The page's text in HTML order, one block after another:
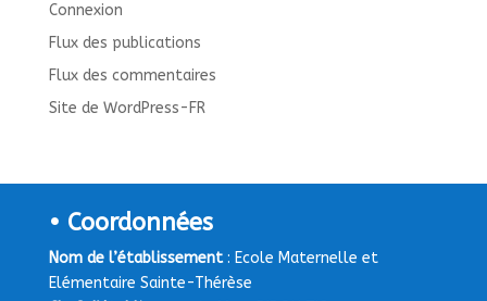
Connexion
Flux des publications
Flux des commentaires
Site de WordPress-FR
• Coordonnées
Nom de l’établissement: Ecole Maternelle et
Elémentaire Sainte-Thérèse